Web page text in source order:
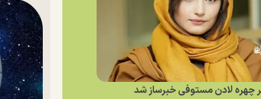
چهره لادن مستوفی خبرساز شد